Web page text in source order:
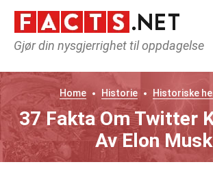
Gjør din nysgjerrighet til oppdagelse
Home Historie Historiske
37 Fakta Om Twitter
Av Elon Musk